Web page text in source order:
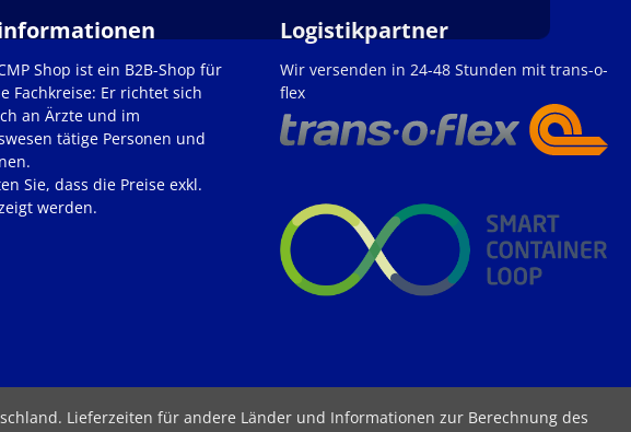
Shop ist ein B2B-Shop für
Fachkreise: Er richtet sich
an Ärzte und im
tätige Personen und
Sie, dass die Preise exkl.
werden.
Logistikpartner
Wir versenden in 24-48 Stunden mit trans-o-
flex
Lieferzeiten für andere Länder und Informationen zur Berechnung des